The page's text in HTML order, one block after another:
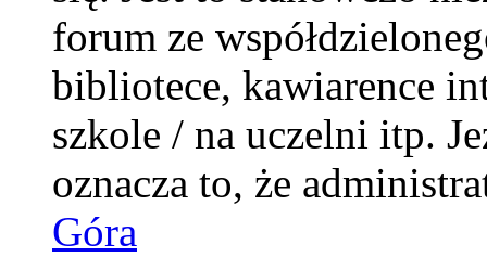
forum ze
bibliotece, kawiarence
szkole / na uczelni itp.
oznacza to, że
Góra